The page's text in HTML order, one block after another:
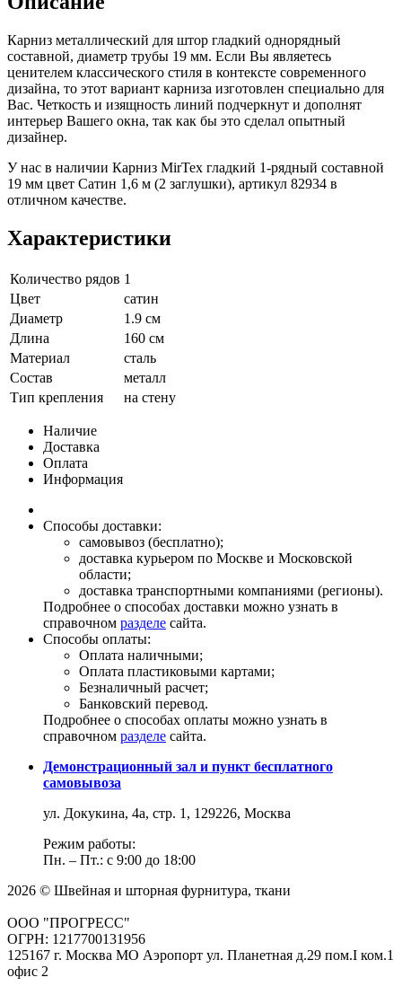
Карниз металлический для штор гладкий однорядный
составной, диаметр трубы 19 мм. Если Вы являетесь
ценителем классического стиля в контексте современного
дизайна, то этот вариант карниза изготовлен специально для
Вас. Четкость и изящность линий подчеркнут и дополнят
интерьер Вашего окна, так как бы это сделал опытный
дизайнер.
У нас в наличии Карниз MirTex гладкий 1-рядный составной
19 мм цвет Сатин 1,6 м (2 заглушки), артикул 82934 в
отличном качестве.
Характеристики
Количество рядов 1
Цвет
сатин
Диаметр
1.9 см
Длина
160 см
Материал
сталь
Состав
металл
Тип крепления
на стену
Наличие
Доставка
Оплата
Информация
Способы доставки:
самовывоз (бесплатно);
доставка курьером по Москве и Московской
области;
доставка транспортными компаниями (регионы).
Подробнее о способах доставки можно узнать в
справочном разделе сайта.
Способы оплаты:
Оплата наличными;
Оплата пластиковыми картами;
Безналичный расчет;
Банковский перевод.
Подробнее о способах оплаты можно узнать в
справочном разделе сайта.
Демонстрационный зал и пункт бесплатного
самовывоза
ул. Докукина, 4а, стр. 1, 129226, Москва
Режим работы:
Пн. – Пт.: с 9:00 до 18:00
2026 © Швейная и шторная фурнитура, ткани
ООО "ПРОГРЕСС"
ОГРН: 1217700131956
125167 г. Москва МО Аэропорт ул. Планетная д.29 пом.I ком.1
офис 2